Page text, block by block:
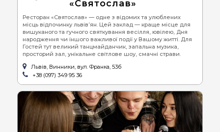
«Святослав»
Ресторан «Святослав» — одне з відомих та улюблених
місць відпочинку львів’ян. Цей заклад — краще місце для
вишуканого та гучного святкування весілля, ювілею, Дня
народження чи іншого важливої події у Вашому житті. Для
Гостей тут великий танцмайданчик, запальна музика,
просторий зал, унікальне світлове шоу, смачні страви.
Львів, Винники, вул. Франка, 53б
+38 (097) 349 95 36